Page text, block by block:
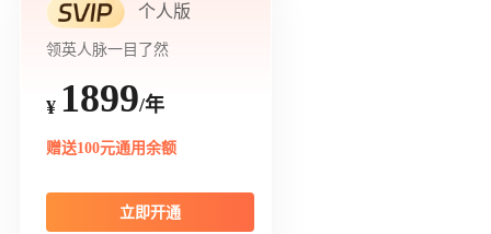
个人版
领英人脉一目了然
¥ 1899/年
赠送100元通用余额
立即开通